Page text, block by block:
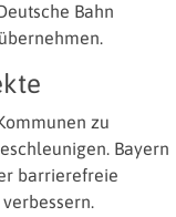
Bahn
zu
Bayern
barrierefreie